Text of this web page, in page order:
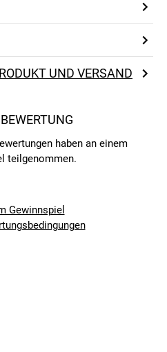
UND VERSAND
haben an einem
teilgenommen.
Gewinnspiel